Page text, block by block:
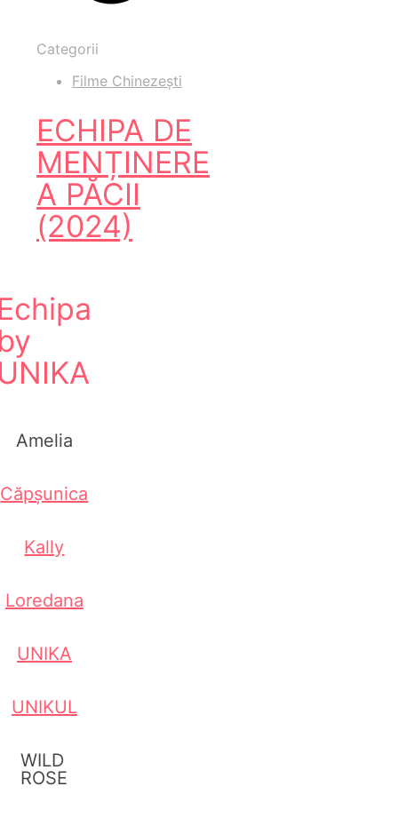
Categorii
Filme Chinezești
ECHIPA DE
MENȚINERE
A PĂCII
(2024)
Amelia
Căpșunica
Kally
Loredana
UNIKA
UNIKUL
WILD
ROSE